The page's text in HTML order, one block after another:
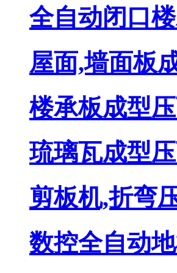
全自动闭口
屋面,墙面板
楼承板成型
琉璃瓦成型
剪板机,折弯
数控全自动